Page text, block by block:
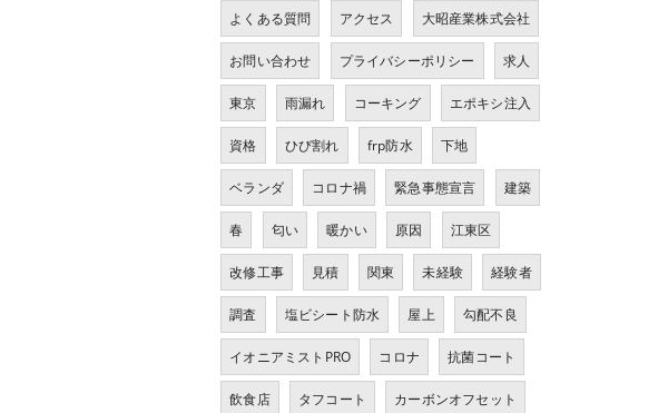
よくある質問 アクセス 大昭産業株式会社
お問い合わせ プライバシーポリシー 求人
東京 雨漏れ コーキング エポキシ注入
資格 ひび割れ frp防水 下地
ベランダ コロナ禍 緊急事態宣言 建築
春 匂い 暖かい 原因 江東区
改修工事 見積 関東 未経験 経験者
調査 塩ビシート防水 屋上 勾配不良
イオニアミストPRO コロナ 抗菌コート
飲食店 タフコート カーボンオフセット